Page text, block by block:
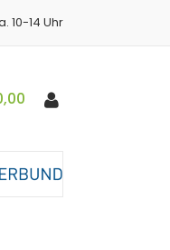
10-14 Uhr